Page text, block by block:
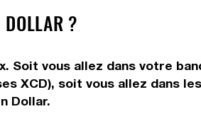
?
Soit vous allez dans votre
XCD), soit vous allez dans
Dollar.